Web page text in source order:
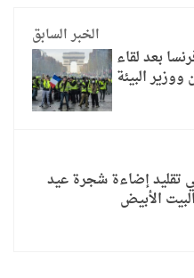
الخبر السابق
بعد لقاء
البيئة
تقليد إضاءة شجرة عيد
الأبيض